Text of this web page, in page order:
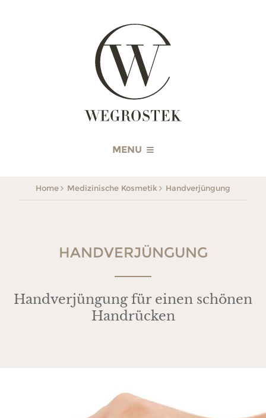
WEGROSTEK
MENU
Home Medizinische Kosmetik Handverjüngung
HANDVERJÜNGUNG
Handverjüngung für einen schönen
Handrücken